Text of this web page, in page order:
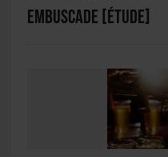
embuscade [ÉTUDE]